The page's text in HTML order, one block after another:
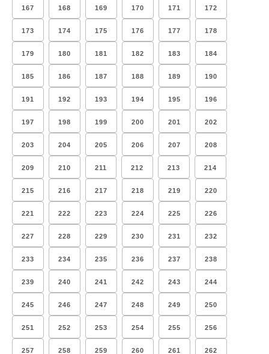
167 168 169 170 171 172
173 174 175 176 177 178
179 180 181 182 183 184
185 186 187 188 189 190
191 192 193 194 195 196
197 198 199 200 201 202
203 204 205 206 207 208
209 210 211 212 213 214
215 216 217 218 219 220
221 222 223 224 225 226
227 228 229 230 231 232
233 234 235 236 237 238
239 240 241 242 243 244
245 246 247 248 249 250
251 252 253 254 255 256
257 258 259 260 261 262